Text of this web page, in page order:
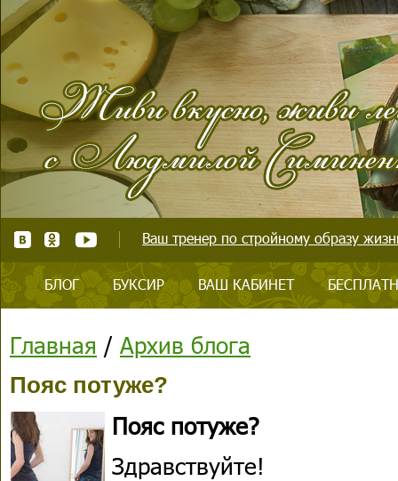
Ваш тренер по стройному образу
БЛОГ БУКСИР ВАШ КАБИНЕТ
Главная / Архив блога
Пояс потуже?
Пояс потуже?
Здравствуйте!